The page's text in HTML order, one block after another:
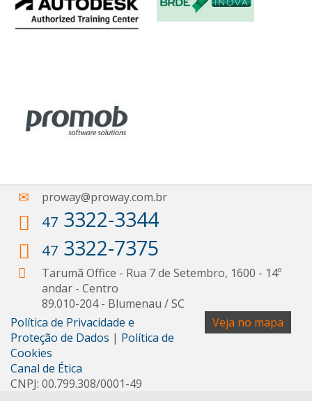
proway@proway.com.br
47 3322-3344
47 3322-7375
Tarumã Office - Rua 7 de Setembro, 1600 - 14º
andar - Centro
89.010-204- Blumenau /SC
Veja no mapa
Política de Privacidade e
Proteção de Dados | Política de
Cookies
Canal de Ética
CNPJ: 00.799.308/0001-49